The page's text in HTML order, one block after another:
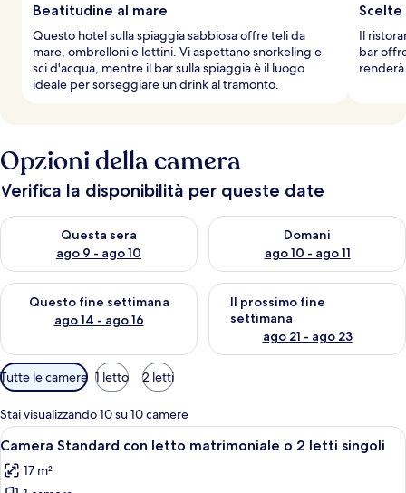
Beatitudine al mare
Questo hotel sulla spiaggia sabbiosa offre teli da
mare, ombrelloni e lettini. Vi aspettano snorkeling e
sci d'acqua, mentre il bar sulla spiaggia è il luogo
ideale per sorseggiare un drink al tramonto.
Scelte
Il
bar
Opzioni della camera
Verifica la disponibilità per queste date
Questa sera
ago 9 - ago 10
Verifica la disponibilità per questa sera, ago 9 - ago 10
Domani
ago 10 - ago 11
Verifica la disponibilità per
Questo fine settimana
ago 14 - ago 16
Verifica la disponibilità per questo fine settimana, ago 14 -
Il prossimo fine
settimana
ago 21 - ago 23
Verifica la disponibilità per il
Filtri
disponibili
per
le
camere
Tutte le camere 1 letto 2 letti
Stai visualizzando 10 su 10 camere
Apri
tutte
le
Camera d'albergo con un letto,
7
Camera Standard con letto matrimoniale o 2 letti singoli
17 m²